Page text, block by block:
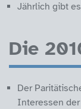
Jährlich gibt
Die
Der
Interessen